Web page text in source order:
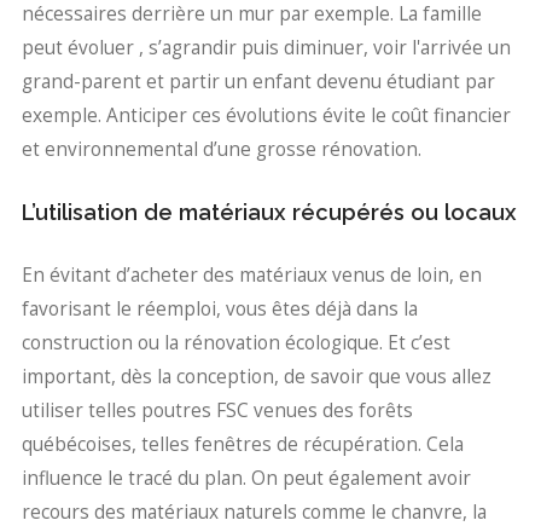
nécessaires derrière un mur par exemple. La famille
peut évoluer , s’agrandir puis diminuer, voir l'arrivée un
grand-parent et partir un enfant devenu étudiant par
exemple. Anticiper ces évolutions évite le coût financier
et environnemental d’une grosse rénovation.
L’utilisation de matériaux récupérés ou locaux
En évitant d’acheter des matériaux venus de loin, en
favorisant le réemploi, vous êtes déjà dans la
construction ou la rénovation écologique. Et c’est
important, dès la conception, de savoir que vous allez
utiliser telles poutres FSC venues des forêts
québécoises, telles fenêtres de récupération. Cela
influence le tracé du plan. On peut également avoir
recours des matériaux naturels comme le chanvre, la